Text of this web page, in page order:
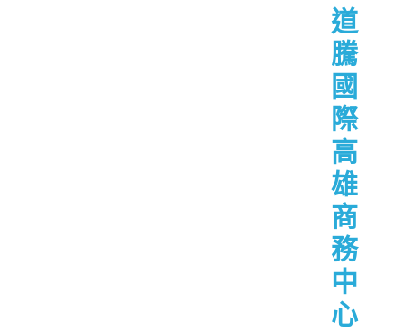
道
騰
國
際
高
雄
商
務
中
心